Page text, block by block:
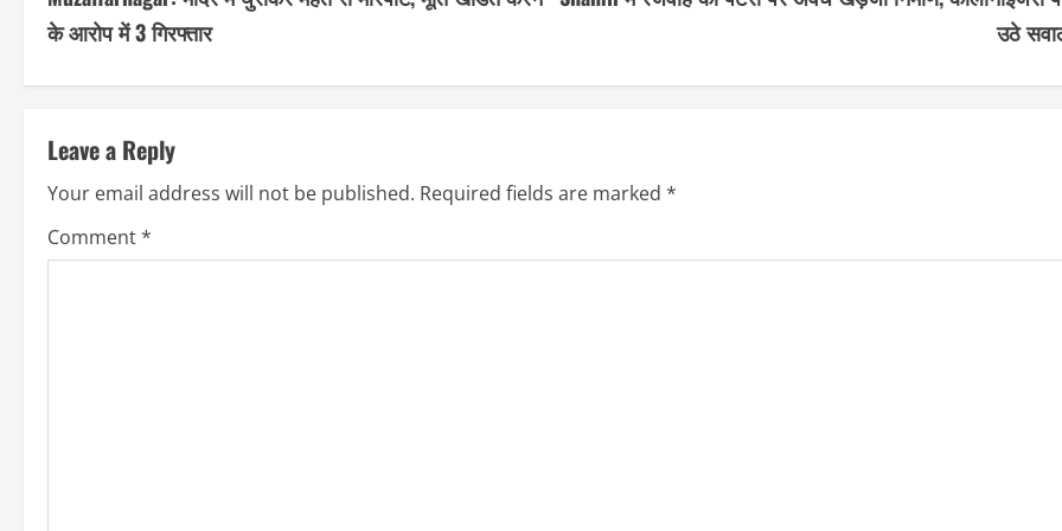
o
i
n
u
के आरोप में 3 गिरफ्तार
उठे
Leave a Reply
Your email address will not be published. Required fields are marked *
Comment*